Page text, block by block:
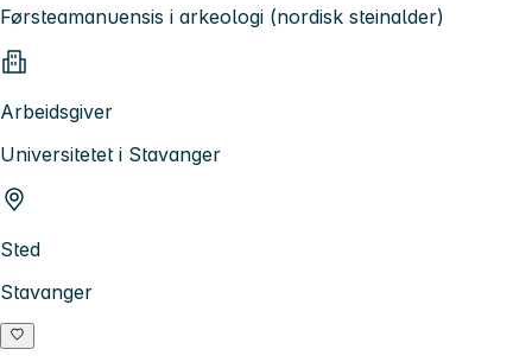
Førsteamanuensis i arkeologi (nordisk steinalder)
Arbeidsgiver
Universitetet i Stavanger
Sted
Stavanger